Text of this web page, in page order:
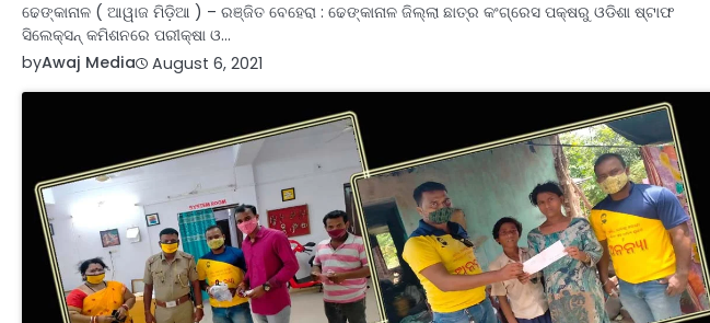
ଢେଙ୍କାନାଳ ( ଆୱାଜ ମିଡ଼ିଆ ) – ରଞ୍ଜିତ ବେହେରା : ଢେଙ୍କାନାଳ ଜିଲ୍ଲା ଛାତ୍ର କଂଗ୍ରେସ ପକ୍ଷରୁ ଓଡିଶା ଷ୍ଟାଫ
ସିଲେକ୍‌ସନ୍ କମିଶନରେ ପରୀକ୍ଷା ଓ…
byAwaj Media August 6, 2021